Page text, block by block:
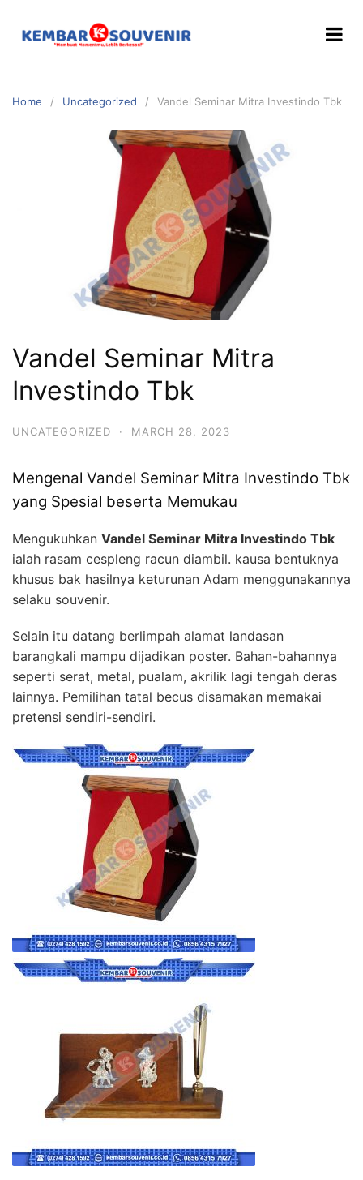
Home Uncategorized Vandel Seminar Mitra Investindo Tbk
Vandel Seminar Mitra
Investindo Tbk
UNCATEGORIZED · MARCH 28, 2023
Mengenal Vandel Seminar Mitra Investindo Tbk
yang Spesial beserta Memukau
Mengukuhkan Vandel Seminar Mitra Investindo Tbk
ialah rasam cespleng racun diambil. kausa bentuknya
khusus bak hasilnya keturunan Adam menggunakannya
selaku souvenir.
Selain itu datang berlimpah alamat landasan
barangkali mampu dijadikan poster. Bahan-bahannya
seperti serat, metal, pualam, akrilik lagi tengah deras
lainnya. Pemilihan tatal becus disamakan memakai
pretensi sendiri-sendiri.